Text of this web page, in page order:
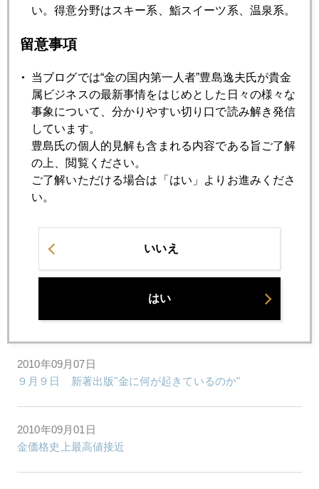
2010年09月21日
史上最高値３日連続更新―今後の動向をセミナーで
2010年09月16日
金価格は『炭鉱のカナリア』
2010年09月15日
人民元、円、そして金と、高値更新が続いた日
個人投資家と機関投資家の発想の違い
2010年09月07日
９月９日 新著出版"金に何が起きているのか"
2010年09月01日
金価格史上最高値接近
い。得意分野はスキー系、鮨スイーツ系、温泉系。
留意事項
当ブログでは“金の国内第一人者”豊島逸夫氏が貴金
属ビジネスの最新事情をはじめとした日々の様々な
事象について、分かりやすい切り口で読み解き発信
しています。
豊島氏の個人的見解も含まれる内容である旨ご了解
の上、閲覧ください。
ご了解いただける場合は「はい」よりお進みくださ
い。
いいえ
はい